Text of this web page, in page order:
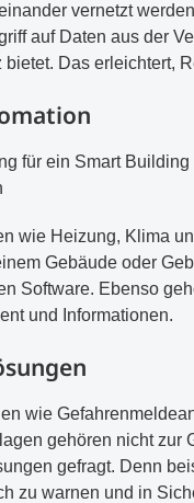
vernetzt
auf Daten aus der
bietet. Das erleichtert,
für ein Smart
wie Heizung, Klima
Gebäude oder
Software. Ebenso
und Informationen.
wie
gehören nicht zur
gefragt. Denn
zu warnen und in